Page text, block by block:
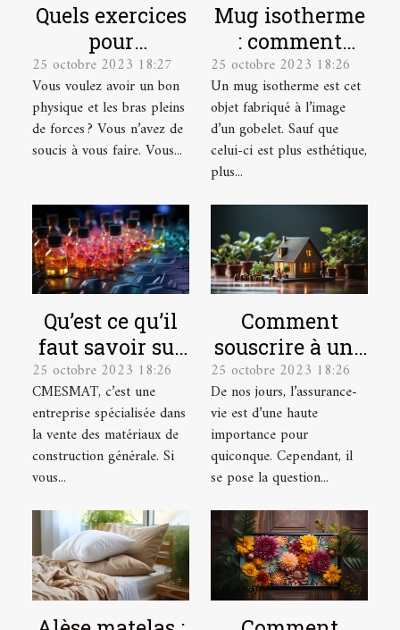
Quels exercices
pour
développer ses
muscles ?
25 octobre 2023 18:27
Vous voulez avoir un bon
physique et les bras pleins
de forces ? Vous n’avez de
soucis à vous faire. Vous...
Mug isotherme
: comment
trouver un
modèle de
qualité ?
25 octobre 2023 18:26
Un mug isotherme est cet
objet fabriqué à l’image
d’un gobelet. Sauf que
celui-ci est plus esthétique,
plus...
Qu’est ce qu’il
faut savoir sur
CMESMAT ?
25 octobre 2023 18:26
CMESMAT, c’est une
entreprise spécialisée dans
la vente des matériaux de
construction générale. Si
vous...
Comment
souscrire à une
assurance vie ?
25 octobre 2023 18:26
De nos jours, l’assurance-
vie est d’une haute
importance pour
quiconque. Cependant, il
se pose la question...